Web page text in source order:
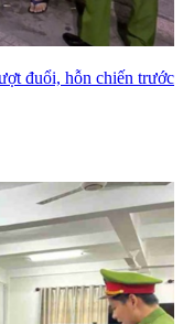
đuổi, hỗn chiến trước